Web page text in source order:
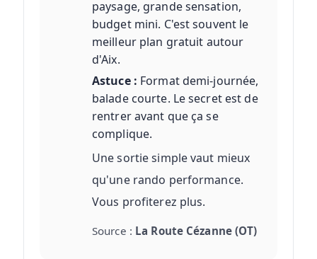
paysage, grande sensation,
budget mini. C'est souvent le
meilleur plan gratuit autour
d'Aix.
Astuce : Format demi-journée,
balade courte. Le secret est de
rentrer avant que ça se
complique.
Une sortie simple vaut mieux
qu'une rando performance.
Vous profiterez plus.
Source : La Route Cézanne (OT)